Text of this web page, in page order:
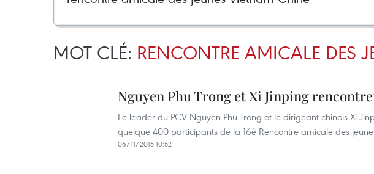
MOT CLÉ: RENCONTRE AMICALE DES
Nguyen Phu Trong et Xi Jinping
Le leader du PCV Nguyen Phu Trong et le dirigeant chinois Xi
quelque 400 participants de la 16è Rencontre amicale des
06/11/2015 10:52